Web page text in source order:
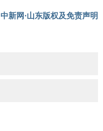
中新网·山东版权及免责声明